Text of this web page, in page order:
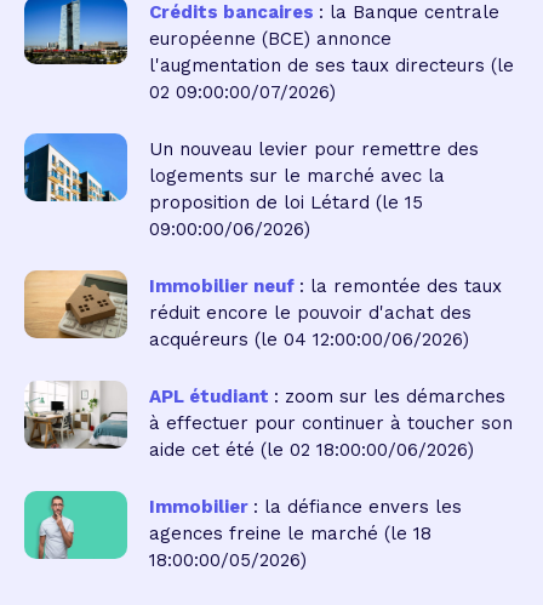
Crédits bancaires : la Banque centrale
européenne (BCE) annonce
l'augmentation de ses taux directeurs (le
02 09:00:00/07/2026)
Un nouveau levier pour remettre des
logements sur le marché avec la
proposition de loi Létard (le 15
09:00:00/06/2026)
Immobilier neuf : la remontée des taux
réduit encore le pouvoir d'achat des
acquéreurs (le 04 12:00:00/06/2026)
APL étudiant : zoom sur les démarches
à effectuer pour continuer à toucher son
aide cet été (le 02 18:00:00/06/2026)
Immobilier : la défiance envers les
agences freine le marché (le 18
18:00:00/05/2026)